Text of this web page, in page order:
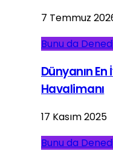
7 Temmuz
Bunu da
Dünyanın
Havalimanı
17 Kasım 2025
Bunu da